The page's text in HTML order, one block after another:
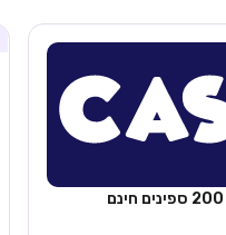
בונוס מתגלגל עד 2,000 ₪ + 200 ספינים חינם